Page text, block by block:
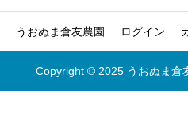
うおぬま倉友農園 ログイン
Copyright © 2025 うおぬま倉